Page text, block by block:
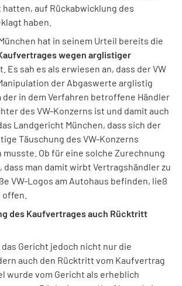
auf Rückabwicklung des
haben.
hat in seinem Urteil bereits die
wegen arglistiger
Es sah es als erwiesen an, dass der VW
der Abgaswerte arglistig
der in dem Verfahren betroffene Händler
des VW-Konzerns ist und damit auch
Landgericht München, dass sich der
Täuschung des VW-Konzerns
musste. Ob für eine solche Zurechnung
man damit wirbt Vertragshändler zu
VW-Logos am Autohaus befinden, ließ
des Kaufvertrages auch Rücktritt
Gericht jedoch nicht nur die
auch den Rücktritt vom Kaufvertrag
wurde vom Gericht als erheblich